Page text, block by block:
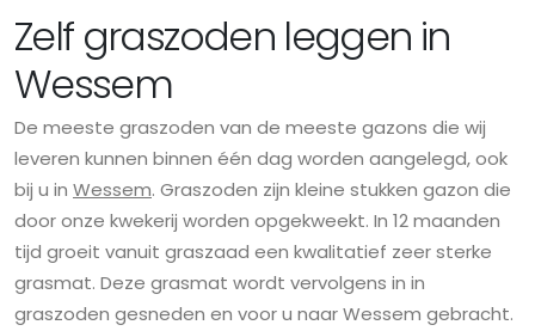
Zelf graszoden leggen in
Wessem
De meeste graszoden van de meeste gazons die wij
leveren kunnen binnen één dag worden aangelegd, ook
bij u in Wessem. Graszoden zijn kleine stukken gazon die
door onze kwekerij worden opgekweekt. In 12 maanden
tijd groeit vanuit graszaad een kwalitatief zeer sterke
grasmat. Deze grasmat wordt vervolgens in in
graszoden gesneden en voor u naar Wessem gebracht.